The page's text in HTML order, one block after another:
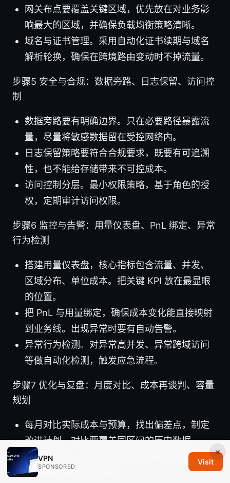
网关布点要覆盖关键区域，优先放在对业务影
响最大的区域，并确保负载均衡策略清晰。
域名与证书管理。采用自动化证书续期与域名
解析轮换，确保在跨境路由变动时不掉流量。
步骤5 安全与合规：数据旁路、日志保留、访问控
制
数据旁路要有明确边界。只在必要路径暴露流
量，尽量将敏感数据留在受控网络内。
日志保留策略要符合合规要求，既要有可追溯
性，也不能给存储带来不可控成本。
访问控制分层。最小权限策略，基于角色的授
权，定期审计访问权限。
步骤6 监控与告警：用量仪表盘、PnL 绑定、异常
行为检测
搭建用量仪表盘，核心指标包含流量、并发、
区域分布、单位成本。把关键 KPI 放在最显眼
的位置。
把 PnL 与用量绑定，确保成本变化能直接映射
到业务线。出现异常时要有自动告警。
异常行为检测。对异常高并发、异常跨域访问
等做自动化检测，触发应急流程。
步骤7 优化与复盘：月度对比、成本再谈判、容量
规划
每月对比实际成本与预算，找出偏差点，制定
改进计划。对比要覆盖同区间的历史数据。
成本再谈判。基于用量证据，和供应商重新谈
判阶梯价格与容量承诺。
×
VPN
SPONSORED
Visit